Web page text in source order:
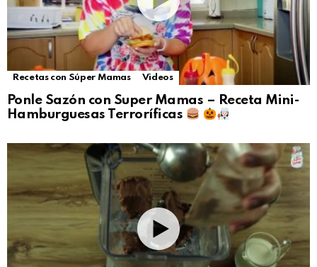
Recetas con Súper Mamas Videos
Ponle Sazón con Super Mamas – Receta Mini-
Hamburguesas Terroríficas